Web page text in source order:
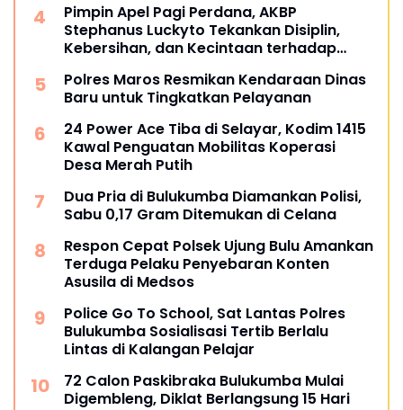
Pimpin Apel Pagi Perdana, AKBP
Stephanus Luckyto Tekankan Disiplin,
Kebersihan, dan Kecintaan terhadap
Polres Maros Resmikan Kendaraan Dinas
Baru untuk Tingkatkan Pelayanan
24 Power Ace Tiba di Selayar, Kodim 1415
Kawal Penguatan Mobilitas Koperasi
Desa Merah Putih
Dua Pria di Bulukumba Diamankan Polisi,
Sabu 0,17 Gram Ditemukan di Celana
Respon Cepat Polsek Ujung Bulu Amankan
Terduga Pelaku Penyebaran Konten
Asusila di Medsos
Police Go To School, Sat Lantas Polres
Bulukumba Sosialisasi Tertib Berlalu
Lintas di Kalangan Pelajar
72 Calon Paskibraka Bulukumba Mulai
Digembleng, Diklat Berlangsung 15 Hari